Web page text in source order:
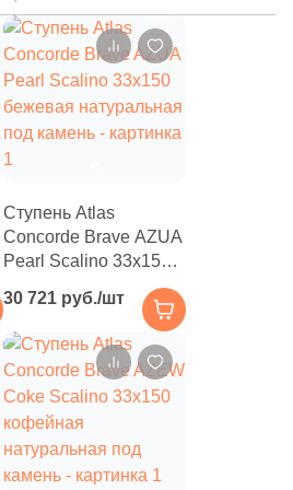
Ступень Atlas
Concorde Brave AZUA
Pearl Scalino 33x150
бежевая натуральная
под камень
30 721 руб./шт